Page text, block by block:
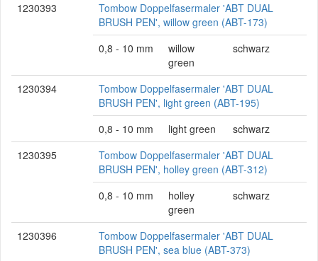
1230393
Tombow Doppelfasermaler 'ABT DUAL
BRUSH PEN', willow green (ABT-173)
0,8 - 10 mm
willow
green
schwarz
1230394
Tombow Doppelfasermaler 'ABT DUAL
BRUSH PEN', light green (ABT-195)
0,8 - 10 mm
light green
schwarz
1230395
Tombow Doppelfasermaler 'ABT DUAL
BRUSH PEN', holley green (ABT-312)
0,8 - 10 mm
holley
green
schwarz
1230396
Tombow Doppelfasermaler 'ABT DUAL
BRUSH PEN', sea blue (ABT-373)